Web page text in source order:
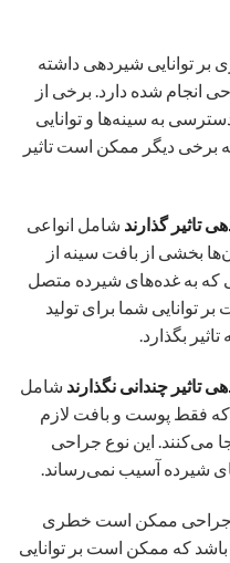
توانایی شیردهی داشته
انجام شده دارد. برخی از
به سینه‌ها و توانایی
برخی دیگر ممکن است تاثیر
گذارند شامل انواعی
بخشی از بافت سینه از
به غده‌های شیرده متصل
توانایی شما برای تولید
بگذارد.
چندانی نگذارند شامل
که فقط پوست و بافت لازم
می‌کنند. این نوع جراحی
شیرده آسیب نمی‌رساند.
هر جراحی ممکن است خطری
که ممکن است بر توانایی